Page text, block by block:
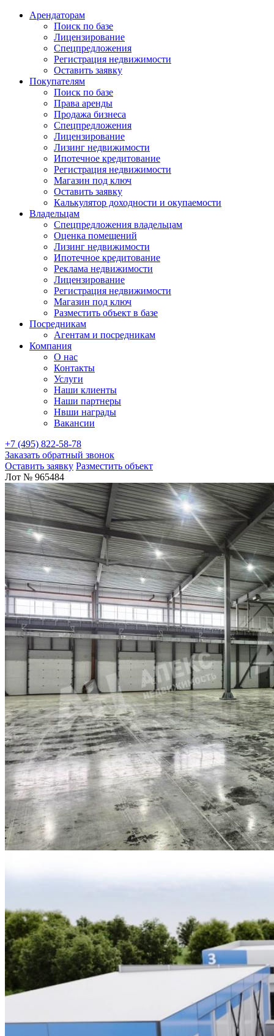
Арендаторам
Поиск по базе
Лицензирование
Спецпредложения
Регистрация недвижимости
Оставить заявку
Покупателям
Поиск по базе
Права аренды
Продажа бизнеса
Спецпредложения
Лицензирование
Лизинг недвижимости
Ипотечное кредитование
Регистрация недвижимости
Магазин под ключ
Оставить заявку
Калькулятор доходности и окупаемости
Владельцам
Спецпредложения владельцам
Оценка помещений
Лизинг недвижимости
Ипотечное кредитование
Реклама недвижимости
Лицензирование
Регистрация недвижимости
Магазин под ключ
Разместить объект в базе
Посредникам
Агентам и посредникам
Компания
О нас
Контакты
Услуги
Наши клиенты
Наши партнеры
Нвши награды
Вакансии
+7 (495) 822-58-78
Заказать обратный звонок
Оставить заявку Разместить объект
Лот № 965484